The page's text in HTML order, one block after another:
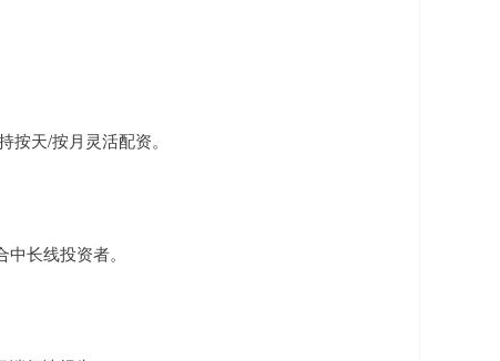
天/按月灵活配资。
长线投资者。